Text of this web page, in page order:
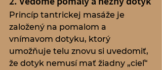
Princíp tan­trickej masáže je
založený na pomalom a
vnímavom dotyku, ktorý
umožňuje telu znovu si uvedomiť,
že dotyk nemusí mať žiadny „cieľ“